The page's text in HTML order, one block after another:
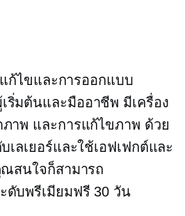
ก้ไขและการออกแบบ
ริ่มต้นและมืออาชีพ มีเครื่อง
าพ และการแก้ไขภาพ ด้วย
ลเยอร์และใช้เอฟเฟกต์และ
สนใจก็สามารถ
ดับพรีเมียมฟรี 30 วัน